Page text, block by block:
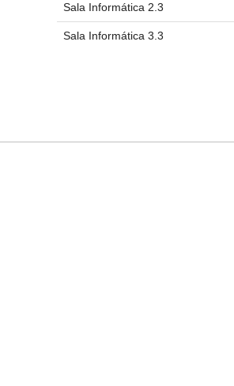
Sala Informática 2.3
Sala Informática 3.3